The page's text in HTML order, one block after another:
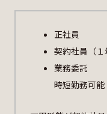
正社員
契約社員（
業務委託
時短勤務可能